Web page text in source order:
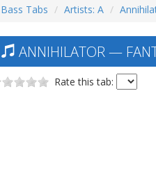
Bass Tabs Artists: A
ANNIHILATOR —
Rate this tab: